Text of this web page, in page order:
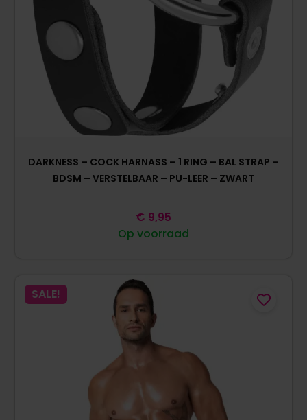
DARKNESS – COCK HARNASS – 1 RING – BAL STRAP –
BDSM – VERSTELBAAR – PU-LEER – ZWART
Op voorraad
€ 9,95
SALE!